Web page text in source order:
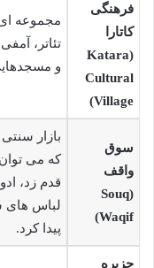
فرهنگی
کاتارا
(Katara
Cultural
Village)
مجموعه
تئاتر،
و
سوق
واقف
(Souq
Waqif)
بازار
که می
قدم زد،
لباس های
پیدا کرد.
جزیره